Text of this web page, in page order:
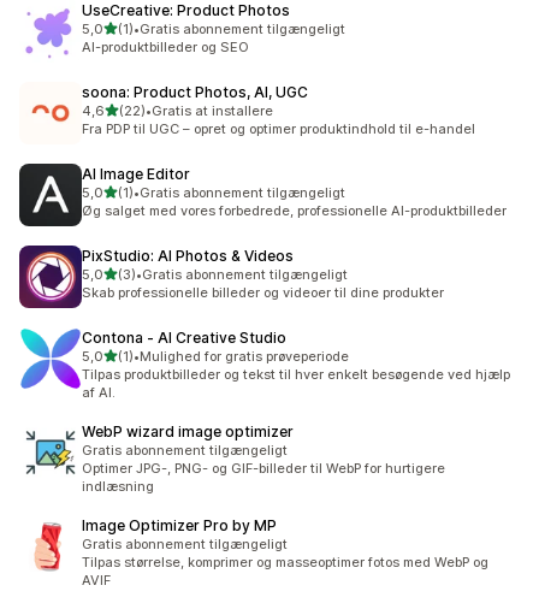
UseCreative: Product Photos
5,0ud af 5 stjerner
(1)
1 anmeldelser i alt
•Gratis abonnement tilgængeligt
AI-produktbilleder og SEO
soona: Product Photos, AI, UGC
4,6ud af 5 stjerner
(22)
22 anmeldelser i alt
•Gratis at installere
Fra PDP til UGC – opret og optimer produktindhold til e-handel
AI Image Editor
5,0ud af 5 stjerner
(1)
1 anmeldelser i alt
•Gratis abonnement tilgængeligt
Øg salget med vores forbedrede, professionelle AI-produktbilleder
PixStudio: AI Photos & Videos
5,0ud af 5 stjerner
(3)
3 anmeldelser i alt
•Gratis abonnement tilgængeligt
Skab professionelle billeder og videoer til dine produkter
Contona ‑ AI Creative Studio
5,0ud af 5 stjerner
(1)
1 anmeldelser i alt
•Mulighed for gratis prøveperiode
Tilpas produktbilleder og tekst til hver enkelt besøgende ved hjælp
af AI.
WebP wizard image optimizer
Gratis abonnement tilgængeligt
Optimer JPG-, PNG- og GIF-billeder til WebP for hurtigere
indlæsning
Image Optimizer Pro by MP
Gratis abonnement tilgængeligt
Tilpas størrelse, komprimer og masseoptimer fotos med WebP og
AVIF